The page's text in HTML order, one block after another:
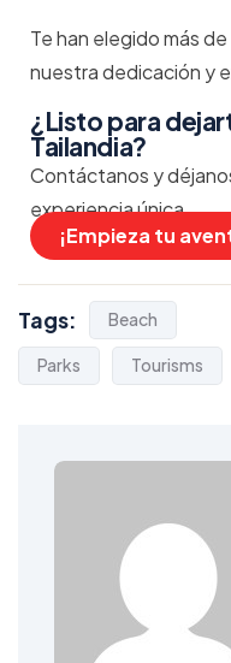
Te han elegido más
nuestra dedicación y
¿Listo para
Tailandia?
Contáctanos y
experiencia única.
¡Empieza tu
Tags: Beach
Parks Tourisms